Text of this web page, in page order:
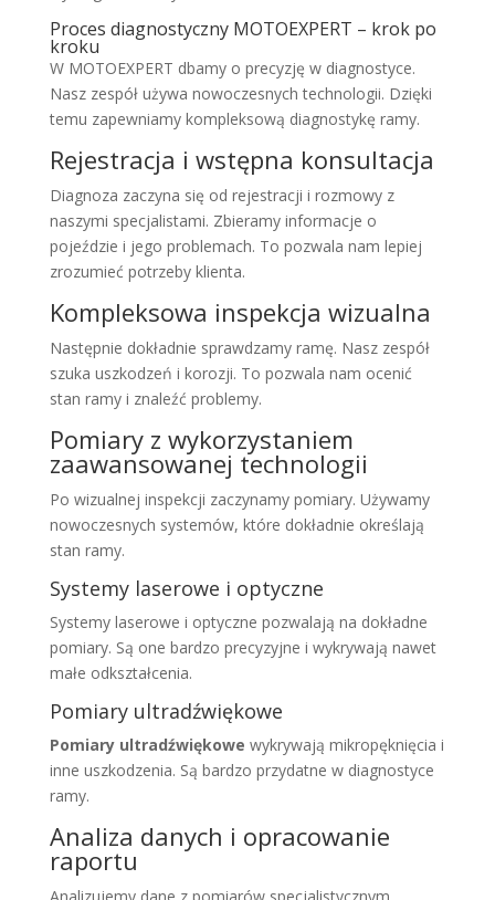
Proces diagnostyczny MOTOEXPERT – krok po
kroku
W MOTOEXPERT dbamy o precyzję w diagnostyce.
Nasz zespół używa nowoczesnych technologii. Dzięki
temu zapewniamy kompleksową diagnostykę ramy.
Rejestracja i wstępna konsultacja
Diagnoza zaczyna się od rejestracji i rozmowy z
naszymi specjalistami. Zbieramy informacje o
pojeździe i jego problemach. To pozwala nam lepiej
zrozumieć potrzeby klienta.
Kompleksowa inspekcja wizualna
Następnie dokładnie sprawdzamy ramę. Nasz zespół
szuka uszkodzeń i korozji. To pozwala nam ocenić
stan ramy i znaleźć problemy.
Pomiary z wykorzystaniem
zaawansowanej technologii
Po wizualnej inspekcji zaczynamy pomiary. Używamy
nowoczesnych systemów, które dokładnie określają
stan ramy.
Systemy laserowe i optyczne
Systemy laserowe i optyczne pozwalają na dokładne
pomiary. Są one bardzo precyzyjne i wykrywają nawet
małe odkształcenia.
Pomiary ultradźwiękowe
Pomiary ultradźwiękowe wykrywają mikropęknięcia i
inne uszkodzenia. Są bardzo przydatne w diagnostyce
ramy.
Analiza danych i opracowanie
raportu